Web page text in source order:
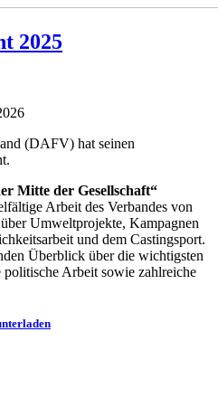
2025
(DAFV) hat seinen
Mitte der Gesellschaft“
Arbeit des Verbandes von
Umweltprojekte, Kampagnen
und dem Castingsport.
Überblick über die wichtigsten
Arbeit sowie zahlreiche